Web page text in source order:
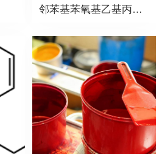
邻苯基苯氧基乙基丙烯酸酯